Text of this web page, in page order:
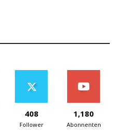
408
Follower
1,180
Abonnenten